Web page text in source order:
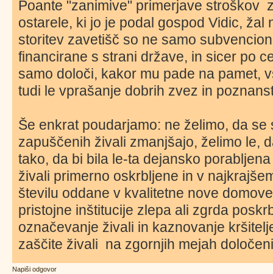
Poante "zanimive" primerjave stroškov
ostarele, ki jo je podal gospod Vidic, žal
storitev zavetišč so ne samo
financirane s strani države, in sicer po
samo določi, kakor mu pade na pamet,
tudi le vprašanje dobrih zvez in
Še enkrat poudarjamo: ne želimo, da
zapuščenih živali zmanjšajo, želimo le,
tako, da bi bila le-ta dejansko
živali primerno oskrbljene in v
številu oddane v kvalitetne nove
pristojne inštitucije zlepa ali zgrda
označevanje živali in kaznovanje
zaščite živali na zgornjih mejah
Napiši odgovor